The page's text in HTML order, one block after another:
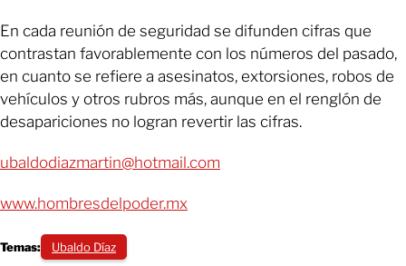
En cada reunión de seguridad se difunden cifras que
contrastan favorablemente con los números del pasado,
en cuanto se refiere a asesinatos, extorsiones, robos de
vehículos y otros rubros más, aunque en el renglón de
desapariciones no logran revertir las cifras.
ubaldodiazmartin@hotmail.com
www.hombresdelpoder.mx
Temas: Ubaldo Díaz